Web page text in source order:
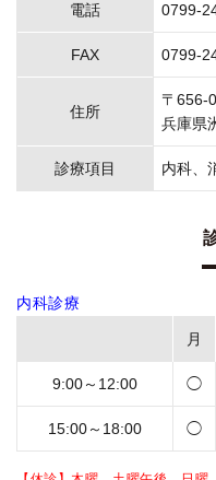
電話 0799-
FAX 0799-
住所
〒656-
兵庫県
診療項目 内科、
内科診療
月
9:00～12:00 ◯
15:00～18:00 ◯